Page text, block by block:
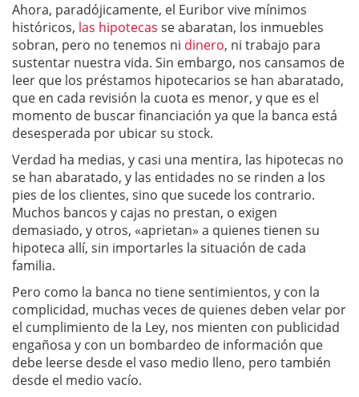
Ahora, paradójicamente, el Euribor vive mínimos
históricos, las hipotecas se abaratan, los inmuebles
sobran, pero no tenemos ni dinero, ni trabajo para
sustentar nuestra vida. Sin embargo, nos cansamos de
leer que los préstamos hipotecarios se han abaratado,
que en cada revisión la cuota es menor, y que es el
momento de buscar financiación ya que la banca está
desesperada por ubicar su stock.
Verdad ha medias, y casi una mentira, las hipotecas no
se han abaratado, y las entidades no se rinden a los
pies de los clientes, sino que sucede los contrario.
Muchos bancos y cajas no prestan, o exigen
demasiado, y otros, «aprietan» a quienes tienen su
hipoteca allí, sin importarles la situación de cada
familia.
Pero como la banca no tiene sentimientos, y con la
complicidad, muchas veces de quienes deben velar por
el cumplimiento de la Ley, nos mienten con publicidad
engañosa y con un bombardeo de información que
debe leerse desde el vaso medio lleno, pero también
desde el medio vacío.